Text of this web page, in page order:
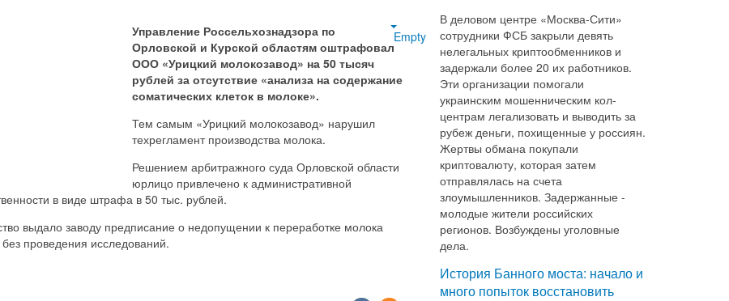
Empty
Управление Россельхознадзора по
Орловской и Курской областям оштрафовал
ООО «Урицкий молокозавод» на 50 тысяч
рублей за отсутствие «анализа на содержание
соматических клеток в молоке».
Тем самым «Урицкий молокозавод» нарушил
техрегламент производства молока.
Решением арбитражного суда Орловской области
юрлицо привлечено к административной
в виде штрафа в 50 тыс. рублей.
выдало заводу предписание о недопущении к переработке молока
проведения исследований.
В деловом центре «Москва-Сити»
сотрудники ФСБ закрыли девять
нелегальных криптообменников и
задержали более 20 их работников.
Эти организации помогали
украинским мошенническим кол-
центрам легализовать и выводить за
рубеж деньги, похищенные у россиян.
Жертвы обмана покупали
криптовалюту, которая затем
отправлялась на счета
злоумышленников. Задержанные -
молодые жители российских
регионов. Возбуждены уголовные
дела.
История Банного моста: начало и
много попыток восстановить